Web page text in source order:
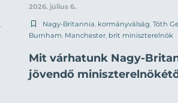
2026. július 6.
Nagy-Britannia kormányválság Tóth
Burnham Manchester brit miniszterelnök
Mit várhatunk Nagy-
jövendő